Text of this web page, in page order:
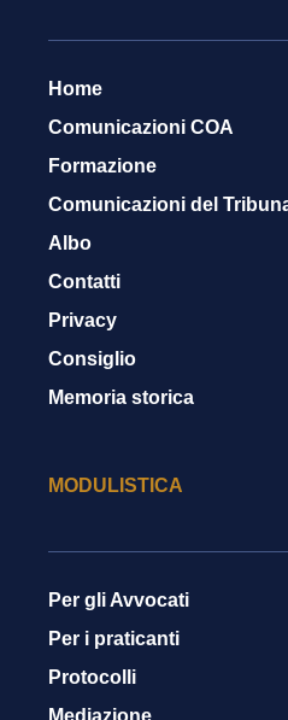
Home
Comunicazioni COA
Formazione
Comunicazioni del
Albo
Contatti
Privacy
Consiglio
Memoria storica
MODULISTICA
Per gli Avvocati
Per i praticanti
Protocolli
Mediazione